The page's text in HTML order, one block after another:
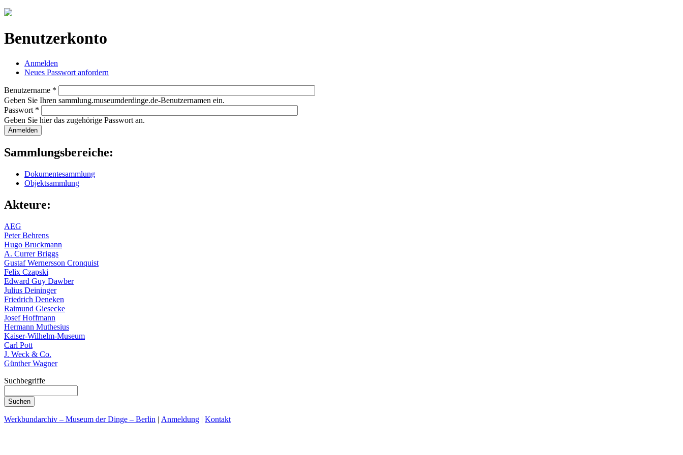
Jump to navigation
Benutzerkonto
Haupt-Reiter
Anmelden
Neues Passwort anfordern
Benutzername *
Geben Sie Ihren sammlung.museumderdinge.de-Benutzernamen ein.
Passwort *
Geben Sie hier das zugehörige Passwort an.
Sammlungsbereiche:
Dokumentesammlung
Objektsammlung
Akteure:
AEG
Peter Behrens
Hugo Bruckmann
A. Currer Briggs
Gustaf Wernersson Cronquist
Felix Czapski
Edward Guy Dawber
Julius Deininger
Friedrich Deneken
Raimund Giesecke
Josef Hoffmann
Hermann Muthesius
Kaiser-Wilhelm-Museum
Carl Pott
J. Weck & Co.
Günther Wagner
Suchbegriffe
Werkbundarchiv – Museum der Dinge – Berlin | Anmeldung | Kontakt